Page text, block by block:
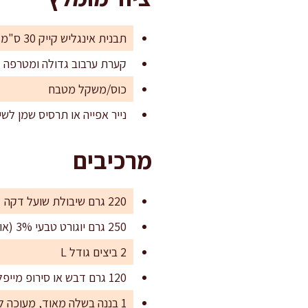
תבנית אינגליש קייק 30 ס"מ או תבנית עגולה 22 ס"מ
קערת ערבוב גדולה ומטרפה
כוס/משקל מטבח
נייר אפייה או תרסיס שמן
מרכיבים
220 גרם שיבולת שועל דקה
250 גרם יוגורט טבעי 3% (או יוגורט כבשים/עזים למי שאוהב)
2 ביצים גודל L
120 גרם דבש או סירופ מייפל טבעי
1 בננה בשלה מאוד, מעוכה למחית חלקה (כ-120 גרם נטו)